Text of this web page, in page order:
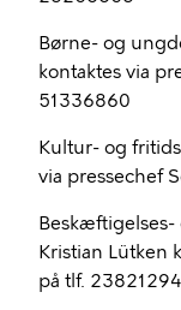
Børne- og
kontaktes via
51336860
Kultur- og
via pressechef
Kristian Lütken
på tlf. 23821294